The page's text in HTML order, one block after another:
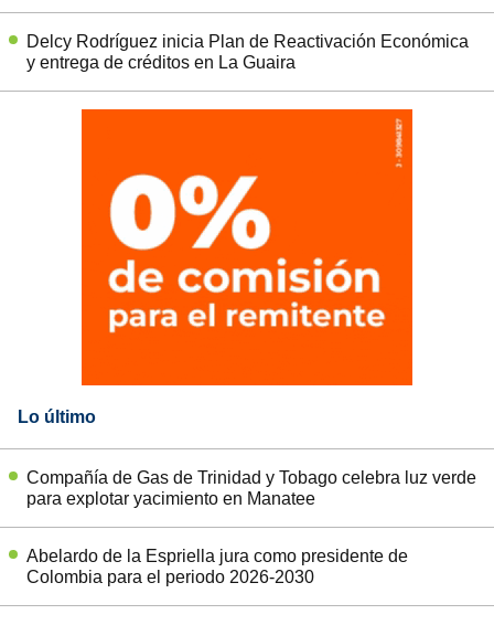
Delcy Rodríguez inicia Plan de Reactivación Económica
y entrega de créditos en La Guaira
Lo último
Compañía de Gas de Trinidad y Tobago celebra luz verde
para explotar yacimiento en Manatee
Abelardo de la Espriella jura como presidente de
Colombia para el periodo 2026-2030